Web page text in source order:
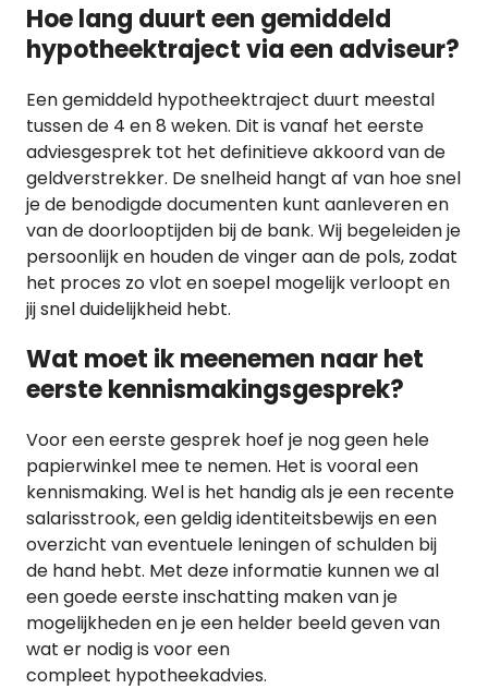
Hoe lang duurt een gemiddeld
hypotheektraject via een adviseur?
Een gemiddeld hypotheektraject duurt meestal
tussen de 4 en 8 weken. Dit is vanaf het eerste
adviesgesprek tot het definitieve akkoord van de
geldverstrekker. De snelheid hangt af van hoe snel
je de benodigde documenten kunt aanleveren en
van de doorlooptijden bij de bank. Wij begeleiden je
persoonlijk en houden de vinger aan de pols, zodat
het proces zo vlot en soepel mogelijk verloopt en
jij snel duidelijkheid hebt.
Wat moet ik meenemen naar het
eerste kennismakingsgesprek?
Voor een eerste gesprek hoef je nog geen hele
papierwinkel mee te nemen. Het is vooral een
kennismaking. Wel is het handig als je een recente
salarisstrook, een geldig identiteitsbewijs en een
overzicht van eventuele leningen of schulden bij
de hand hebt. Met deze informatie kunnen we al
een goede eerste inschatting maken van je
mogelijkheden en je een helder beeld geven van
wat er nodig is voor een
compleet hypotheekadvies.